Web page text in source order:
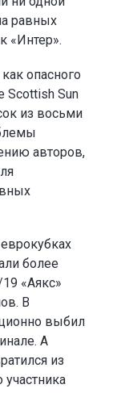
равных
«Интер».
опасного
Scottish Sun
из восьми
авторов,
более
«Аякс»
В
выбил
А
из
участника